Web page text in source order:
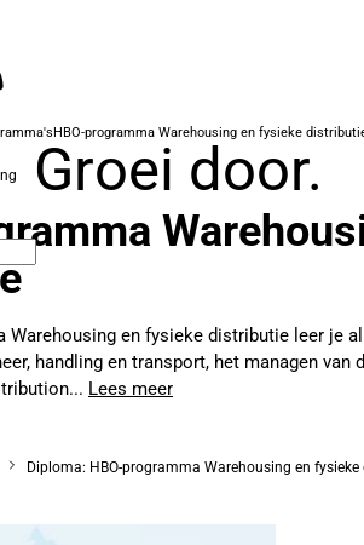
Groei door.
HBO-programma Warehousing en fysieke
Warehousing en fysieke distributie leer je
handling en transport, het managen
Lees meer
Diploma: HBO-programma Warehousing en